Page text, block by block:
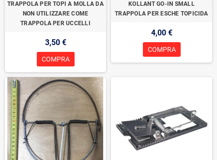
TRAPPOLA PER TOPI A MOLLA DA
NON UTILIZZARE COME
TRAPPOLA PER UCCELLI
3,50 €
COMPRA
KOLLANT GO-IN SMALL
TRAPPOLA PER ESCHE TOPICIDA
4,00 €
COMPRA